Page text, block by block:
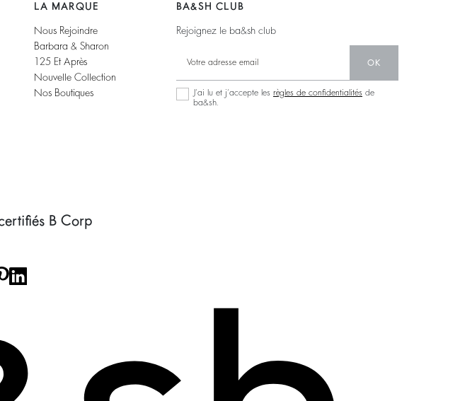
LA MARQUE
Nous Rejoindre
Barbara & Sharon
125 Et Après
Nouvelle Collection
Nos Boutiques
BA&SH CLUB
Rejoignez le ba&sh club
OK
J’ai lu et j’accepte les règles de confidentialités de
ba&sh.
B Corp